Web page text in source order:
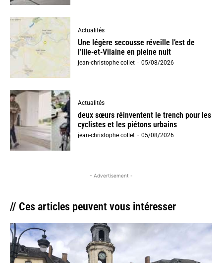
Actualités
Une légère secousse réveille l’est de
l’Ille-et-Vilaine en pleine nuit
jean-christophe collet - 05/08/2026
Actualités
deux sœurs réinventent le trench pour les
cyclistes et les piétons urbains
jean-christophe collet - 05/08/2026
- Advertisement -
// Ces articles peuvent vous intéresser